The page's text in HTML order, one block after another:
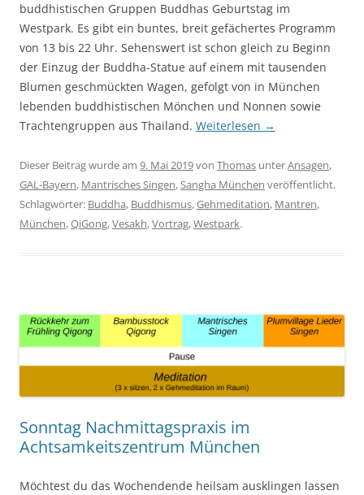
buddhistischen Gruppen Buddhas Geburtstag im
Westpark. Es gibt ein buntes, breit gefächertes Programm
von 13 bis 22 Uhr. Sehenswert ist schon gleich zu Beginn
der Einzug der Buddha-Statue auf einem mit tausenden
Blumen geschmückten Wagen, gefolgt von in München
lebenden buddhistischen Mönchen und Nonnen sowie
Trachtengruppen aus Thailand. Weiterlesen →
Dieser Beitrag wurde am 9. Mai 2019von Thomas unterAnsagen,
GAL-Bayern, Mantrisches Singen,Sangha München veröffentlicht.
Schlagwörter: Buddha, Buddhismus,Gehmeditation, Mantren,
München,QiGong,Vesakh,Vortrag,Westpark.
Sonntag Nachmittagspraxis im
Achtsamkeitszentrum München
Möchtest du das Wochendende heilsam ausklingen lassen